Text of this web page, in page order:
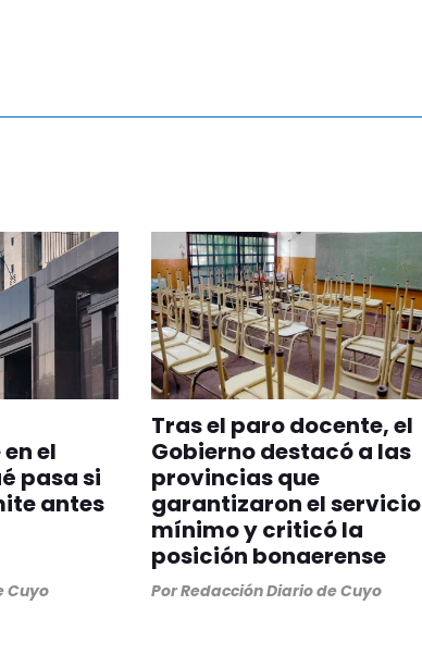
el
pasa si
antes
Cuyo
Tras el paro docente, el
Gobierno destacó a las
provincias que
garantizaron el servicio
mínimo y criticó la
posición bonaerense
PorRedacción Diario de Cuyo